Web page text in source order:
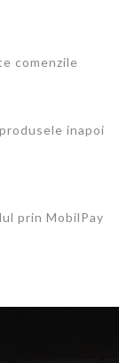
comenzile
inapoi
prin MobilPay